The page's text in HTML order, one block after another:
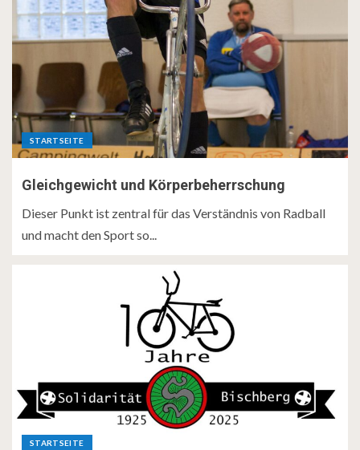
STARTSEITE
Gleichgewicht und Körperbeherrschung
Dieser Punkt ist zentral für das Verständnis von Radball
und macht den Sport so...
STARTSEITE